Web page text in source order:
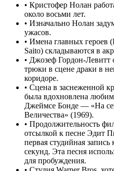
• Кристофер Нолан
около восьми лет.
• Изначально Нолан
ужасов.
• Имена главных героев
Saito) складываются в
• Джозеф Гордон-Левитт
трюки в сцене драки в
коридоре.
• Сцена в заснеженной
была вдохновлена
Джеймсе Бонде — «На
Величества» (1969).
• Продолжительность
отсылкой к песне Эдит
первая студийная
секунд. Эта песня
для пробуждения.